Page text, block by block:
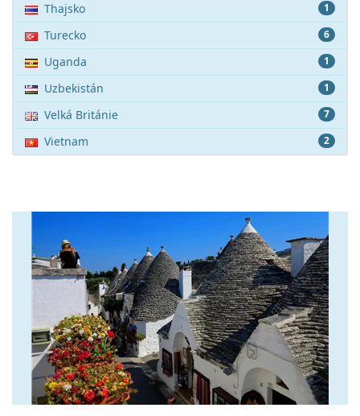
1
Thajsko
6
Turecko
1
Uganda
1
Uzbekistán
7
Velká Británie
2
Vietnam